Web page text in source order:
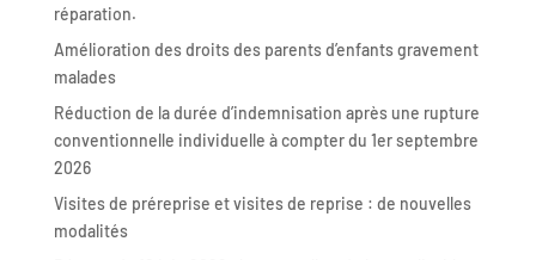
réparation.
Amélioration des droits des parents d’enfants gravement
malades
Réduction de la durée d’indemnisation après une rupture
conventionnelle individuelle à compter du 1er septembre
2026
Visites de préreprise et visites de reprise : de nouvelles
modalités